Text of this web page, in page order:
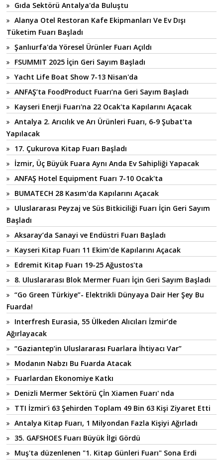
Gıda Sektörü Antalya'da Buluştu
Alanya Otel Restoran Kafe Ekipmanları Ve Ev Dışı
Tüketim Fuarı Başladı
Şanlıurfa'da Yöresel Ürünler Fuarı Açıldı
FSUMMIT 2025 İçin Geri Sayım Başladı
Yacht Life Boat Show 7-13 Nisan'da
ANFAŞ’ta FoodProduct Fuarı’na Geri Sayım Başladı
Kayseri Enerji Fuarı'na 22 Ocak'ta Kapılarını Açacak
Antalya 2. Arıcılık ve Arı Ürünleri Fuarı, 6-9 Şubat'ta
Yapılacak
17. Çukurova Kitap Fuarı Başladı
İzmir, Üç Büyük Fuara Aynı Anda Ev Sahipliği Yapacak
ANFAŞ Hotel Equipment Fuarı 7-10 Ocak'ta
BUMATECH 28 Kasım'da Kapılarını Açacak
Uluslararası Peyzaj ve Süs Bitkiciliği Fuarı İçin Geri Sayım
Başladı
Aksaray’da Sanayi ve Endüstri Fuarı Başladı
Kayseri Kitap Fuarı 11 Ekim'de Kapılarını Açacak
Edremit Kitap Fuarı 19-25 Ağustos'ta
8. Uluslararası Blok Mermer Fuarı İçin Geri Sayım Başladı
“Go Green Türkiye”- Elektrikli Dünyaya Dair Her Şey Bu
Fuarda!
Interfresh Eurasia, 55 Ülkeden Alıcıları İzmir’de
Ağırlayacak
“Gaziantep’in Uluslararası Fuarlara İhtiyacı Var”
Modanın Nabzı Bu Fuarda Atacak
Fuarlardan Ekonomiye Katkı
Denizli Mermer Sektörü Çİn Xiamen Fuarı' nda
TTI İzmir'i 63 Şehirden Toplam 49 Bin 63 Kişi Ziyaret Etti
Antalya Kitap Fuarı, 1 Milyondan Fazla Kişiyi Ağırladı
35. GAFSHOES Fuarı Büyük İlgi Gördü
Muş'ta düzenlenen "1. Kitap Günleri Fuarı" Sona Erdi